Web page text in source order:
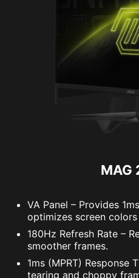
MAG
VA Panel – Provides
optimizes screen
180Hz Refresh Rate –
smoother frames.
1ms (MPRT) Response
tearing and choppy